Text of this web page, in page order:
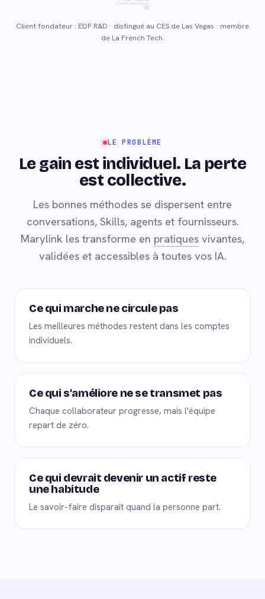
Client fondateur : EDF R&D · distingué au CES de Las Vegas · membre
de La French Tech.
LE PROBLÈME
Le gain est individuel. La perte
est collective.
Les bonnes méthodes se dispersent entre
conversations, Skills, agents et fournisseurs.
Marylink les transforme en pratiques vivantes,
validées et accessibles à toutes vos IA.
Ce qui marche ne circule pas
Les meilleures méthodes restent dans les comptes
individuels.
Ce qui s'améliore ne se transmet pas
Chaque collaborateur progresse, mais l'équipe
repart de zéro.
Ce qui devrait devenir un actif reste
une habitude
Le savoir-faire disparaît quand la personne part.